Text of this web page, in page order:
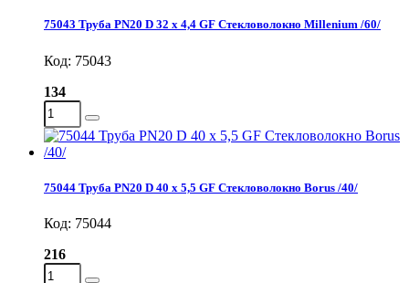
75043 Труба PN20 D 32 x 4,4 GF Стекловолокно Millenium /60/
Код: 75043
134
75044 Труба PN20 D 40 x 5,5 GF Стекловолокно Borus /40/
Код: 75044
216